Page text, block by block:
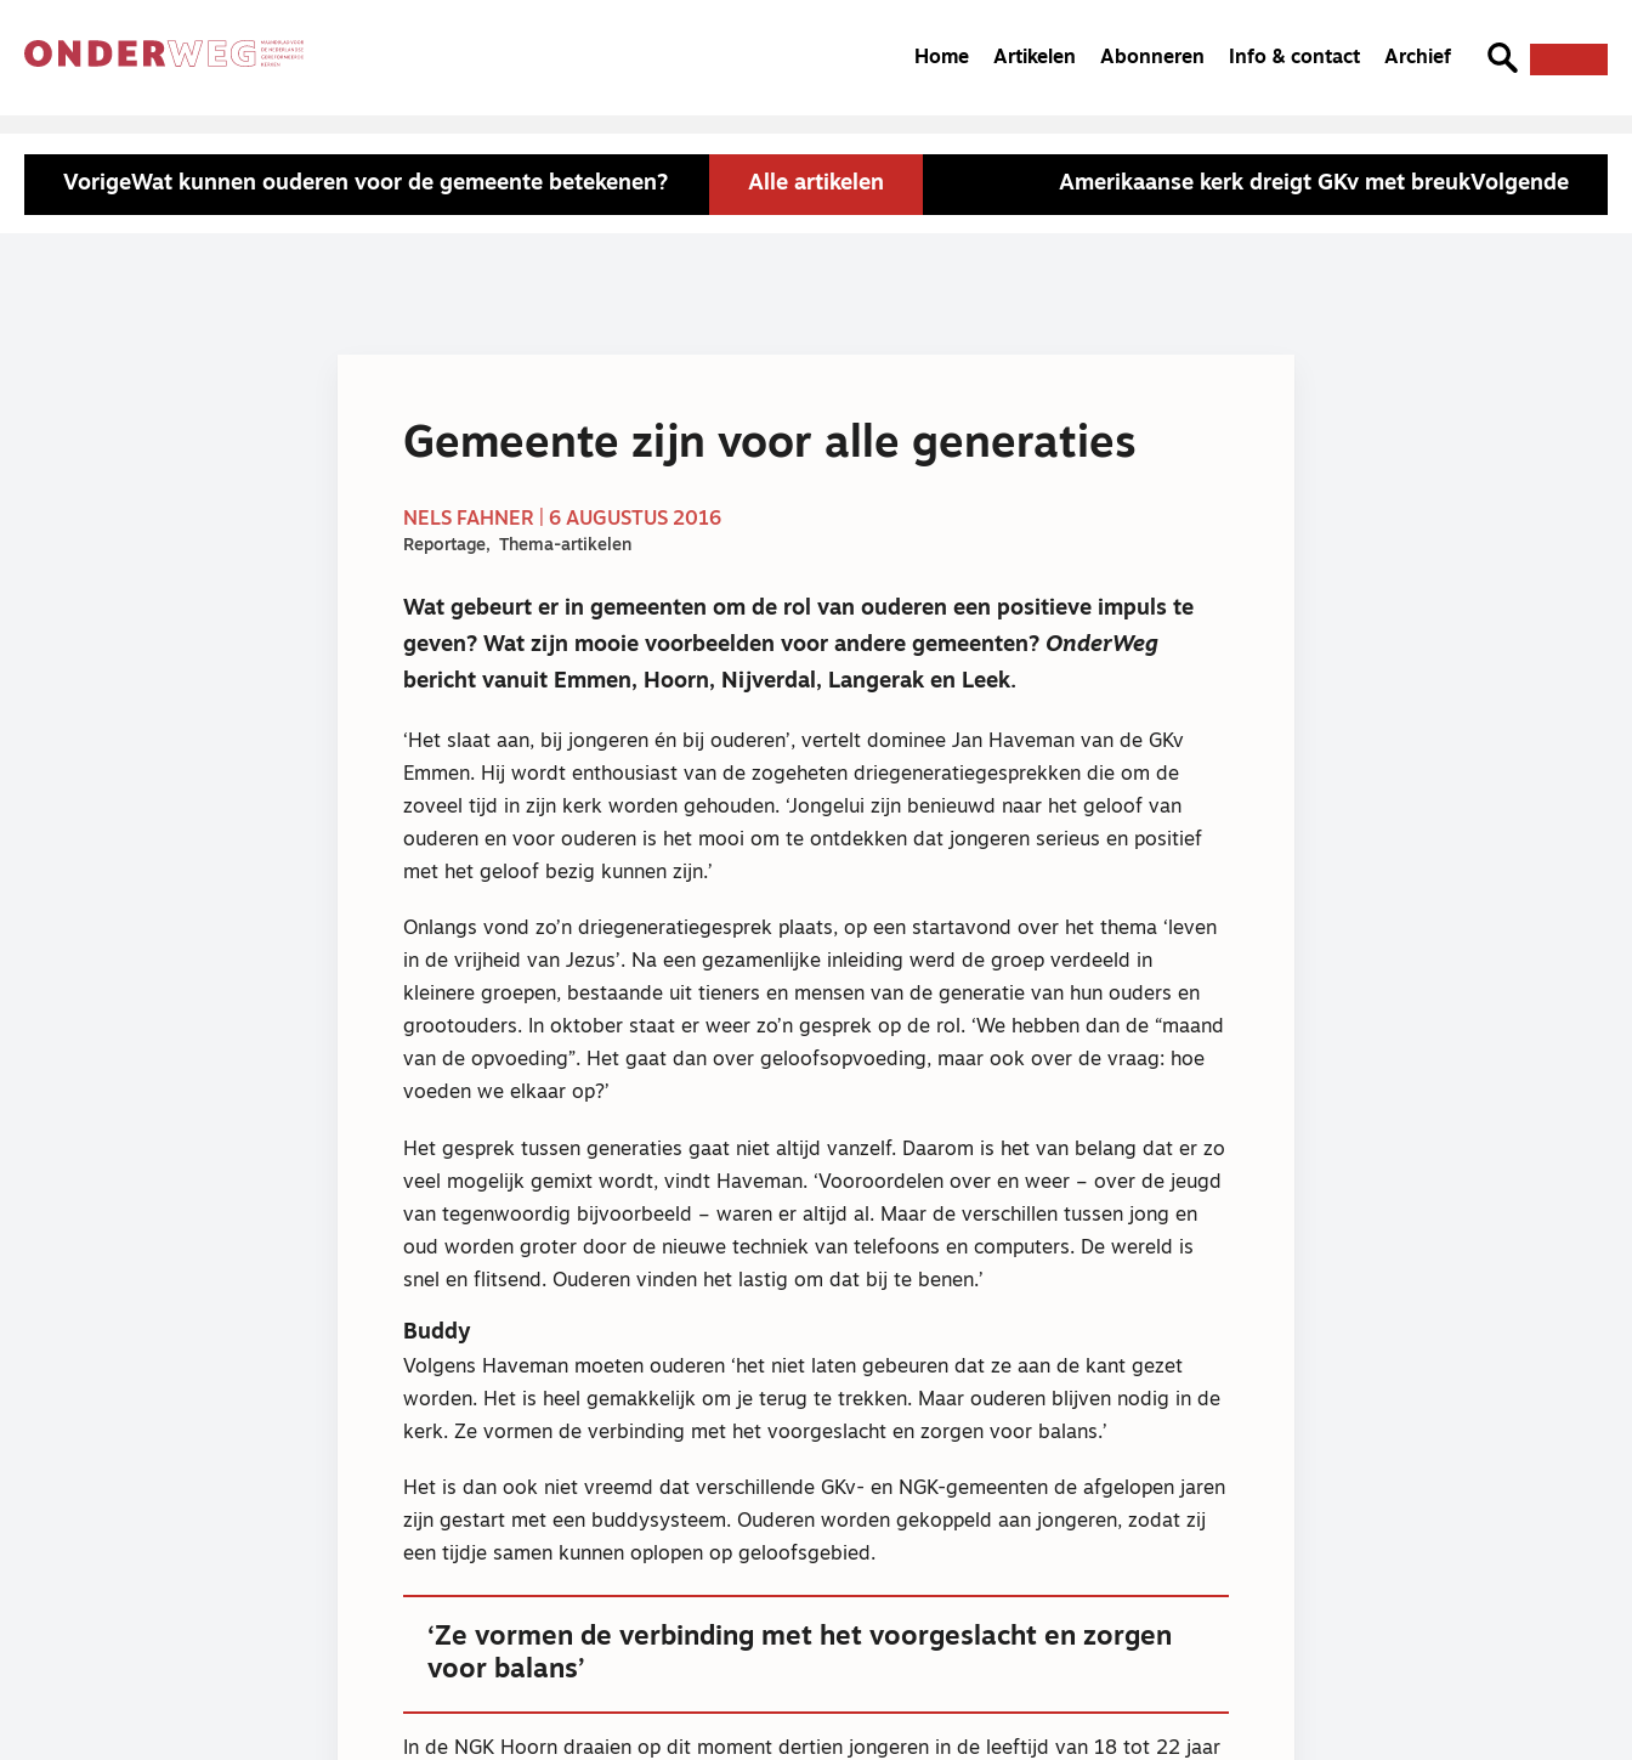
Home Artikelen Abonneren Info & contact Archief
VorigeWat kunnen ouderen voor de gemeente betekenen? Alle artikelen Amerikaanse kerk dreigt GKv met breukVolgende
Gemeente zijn voor alle generaties
NELS FAHNER | 6 AUGUSTUS 2016
Reportage Thema-artikelen
Wat gebeurt er in gemeenten om de rol van ouderen een positieve impuls te
geven? Wat zijn mooie voorbeelden voor andere gemeenten? OnderWeg
bericht vanuit Emmen, Hoorn, Nijverdal, Langerak en Leek.
‘Het slaat aan, bij jongeren én bij ouderen’, vertelt dominee Jan Haveman van de GKv
Emmen. Hij wordt enthousiast van de zogeheten driegeneratiegesprekken die om de
zoveel tijd in zijn kerk worden gehouden. ‘Jongelui zijn benieuwd naar het geloof van
ouderen en voor ouderen is het mooi om te ontdekken dat jongeren serieus en positief
met het geloof bezig kunnen zijn.’
Onlangs vond zo’n driegeneratiegesprek plaats, op een startavond over het thema ‘leven
in de vrijheid van Jezus’. Na een gezamenlijke inleiding werd de groep verdeeld in
kleinere groepen, bestaande uit tieners en mensen van de generatie van hun ouders en
grootouders. In oktober staat er weer zo’n gesprek op de rol. ‘We hebben dan de “maand
van de opvoeding”. Het gaat dan over geloofsopvoeding, maar ook over de vraag: hoe
voeden we elkaar op?’
Het gesprek tussen generaties gaat niet altijd vanzelf. Daarom is het van belang dat er zo
veel mogelijk gemixt wordt, vindt Haveman. ‘Vooroordelen over en weer – over de jeugd
van tegenwoordig bijvoorbeeld – waren er altijd al. Maar de verschillen tussen jong en
oud worden groter door de nieuwe techniek van telefoons en computers. De wereld is
snel en flitsend. Ouderen vinden het lastig om dat bij te benen.’
Buddy
Volgens Haveman moeten ouderen ‘het niet laten gebeuren dat ze aan de kant gezet
worden. Het is heel gemakkelijk om je terug te trekken. Maar ouderen blijven nodig in de
kerk. Ze vormen de verbinding met het voorgeslacht en zorgen voor balans.’
Het is dan ook niet vreemd dat verschillende GKv- en NGK-gemeenten de afgelopen jaren
zijn gestart met een buddysysteem. Ouderen worden gekoppeld aan jongeren, zodat zij
een tijdje samen kunnen oplopen op geloofsgebied.
‘Ze vormen de verbinding met het voorgeslacht en zorgen
voor balans’
In de NGK Hoorn draaien op dit moment dertien jongeren in de leeftijd van 18 tot 22 jaar